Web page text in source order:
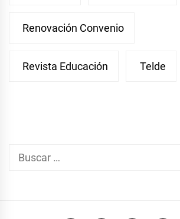
Renovación Convenio
Revista Educación Telde
Buscar: